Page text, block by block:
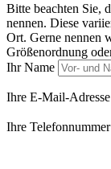
Bitte beachten Sie,
nennen. Diese
Ort. Gerne nennen
Größenordnung
Ihr Name
Ihre E-Mail-Adresse
Ihre Telefonnummer